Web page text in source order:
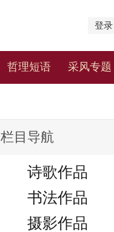
登录
哲理短语 采风专题
栏目导航
诗歌作品
书法作品
摄影作品